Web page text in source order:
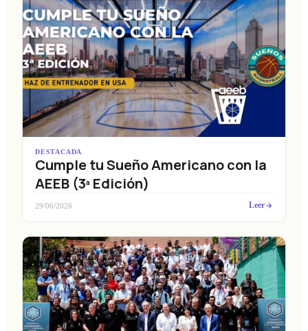
DESTACADA
Cumple tu Sueño Americano con la
AEEB (3ª Edición)
29/06/2026 Leer